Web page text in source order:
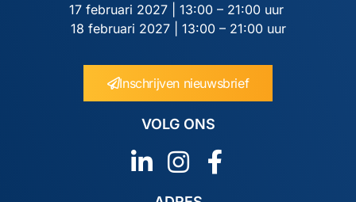
17 februari 2027 | 13:00 – 21:00 uur
18 februari 2027 | 13:00 – 21:00 uur
Inschrijven nieuwsbrief
VOLG ONS